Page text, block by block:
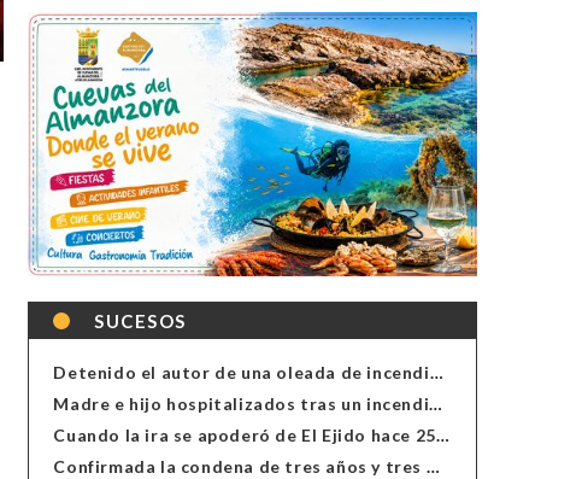
SUCESOS
Detenido el autor de una oleada de incendios de contenedores en Almería
Madre e hijo hospitalizados tras un incendio en la cocina de una vivienda en Almería
Cuando la ira se apoderó de El Ejido hace 25 años
Confirmada la condena de tres años y tres meses al hombre de Antas acusado de xenofobia